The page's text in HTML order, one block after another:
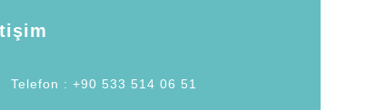
Telefon : +90 533 514 06 51